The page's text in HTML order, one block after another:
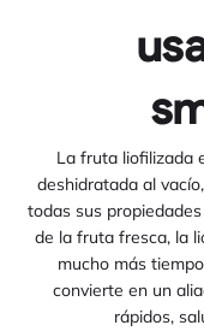
La fruta liofilizada
deshidratada al
todas sus
de la fruta fresca, la
mucho más
convierte en un
rápidos,